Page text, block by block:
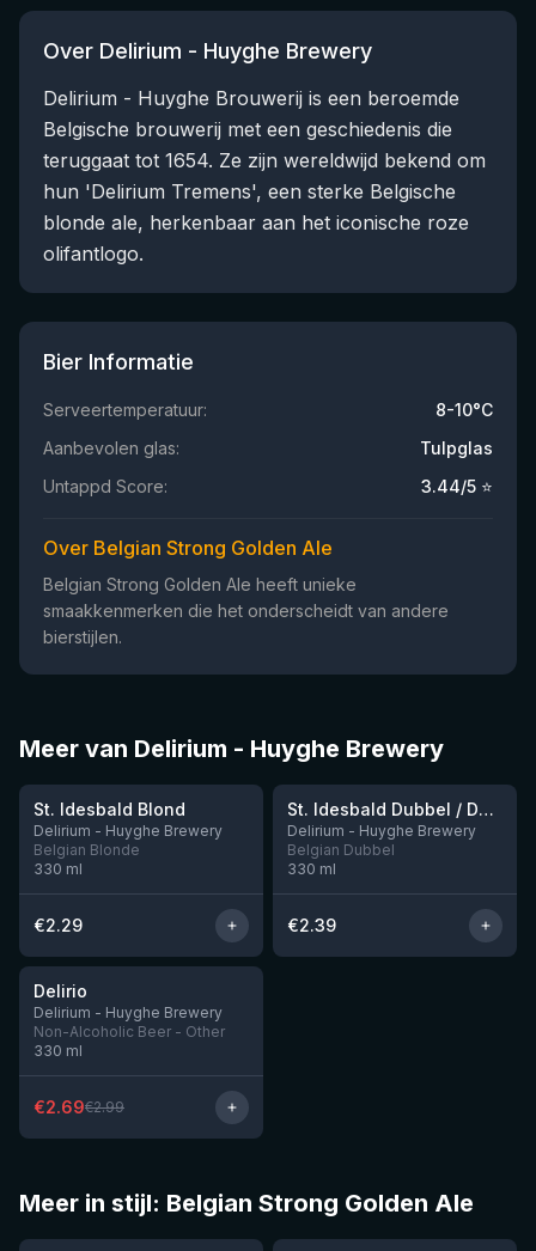
Over Delirium - Huyghe Brewery
Delirium - Huyghe Brouwerij is een beroemde
Belgische brouwerij met een geschiedenis die
teruggaat tot 1654. Ze zijn wereldwijd bekend om
hun 'Delirium Tremens', een sterke Belgische
blonde ale, herkenbaar aan het iconische roze
olifantlogo.
Bier Informatie
Serveertemperatuur:
8-10°C
Aanbevolen glas:
Tulpglas
Untappd Score:
3.44/5 ⭐
Over Belgian Strong Golden Ale
Belgian Strong Golden Ale heeft unieke
smaakkenmerken die het onderscheidt van andere
bierstijlen.
Meer van Delirium - Huyghe Brewery
★3.43
St. Idesbald Blond
Delirium - Huyghe Brewery
Belgian Blonde
330 ml
€2.29
★3.41
St. Idesbald Dubbel / Donker
Delirium - Huyghe Brewery
Belgian Dubbel
330 ml
€2.39
★3.13 10%
Delirio
Delirium - Huyghe Brewery
Non-Alcoholic Beer - Other
330 ml
€2.69€2.99
Meer in stijl: Belgian Strong Golden Ale
★3.92 ★3.47